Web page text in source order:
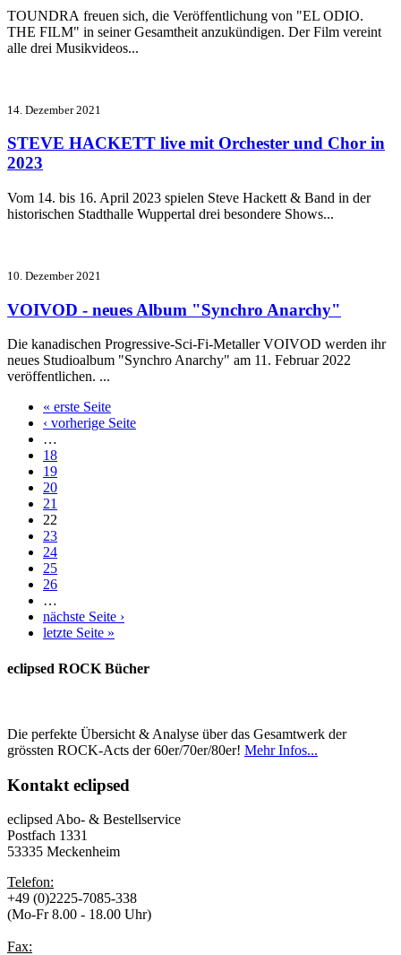
TOUNDRA freuen sich, die Veröffentlichung von "EL ODIO.
THE FILM" in seiner Gesamtheit anzukündigen. Der Film vereint
alle drei Musikvideos...
14. Dezember 2021
STEVE HACKETT live mit Orchester und Chor in
2023
Vom 14. bis 16. April 2023 spielen Steve Hackett & Band in der
historischen Stadthalle Wuppertal drei besondere Shows...
10. Dezember 2021
VOIVOD - neues Album "Synchro Anarchy"
Die kanadischen Progressive-Sci-Fi-Metaller VOIVOD werden ihr
neues Studioalbum "Synchro Anarchy" am 11. Februar 2022
veröffentlichen. ...
« erste Seite
‹ vorherige Seite
…
18
19
20
21
22
23
24
25
26
…
nächste Seite ›
letzte Seite »
eclipsed ROCK Bücher
Die perfekte Übersicht & Analyse über das Gesamtwerk der
grössten ROCK-Acts der 60er/70er/80er! Mehr Infos...
Kontakt eclipsed
eclipsed Abo- & Bestellservice
Postfach 1331
53335 Meckenheim
Telefon:
+49 (0)2225-7085-338
(Mo-Fr 8.00 - 18.00 Uhr)
Fax: